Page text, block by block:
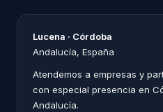
Lucena · Córdoba
Andalucía, España
Atendemos a empresas y
con especial presencia en
Andalucía.